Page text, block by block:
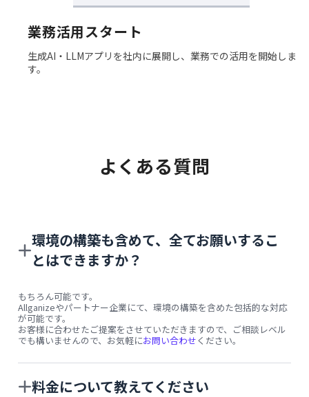
業務活用スタート
生成AI・LLMアプリを社内に展開し、業務での活用を開始しま
す。
よくある質問
環境の構築も含めて、全てお願いするこ
とはできますか？
もちろん可能です。
Allganizeやパートナー企業にて、環境の構築を含めた包括的な対応
が可能です。
お客様に合わせたご提案をさせていただきますので、ご相談レベル
でも構いませんので、お気軽にお問い合わせください。
料金について教えてください